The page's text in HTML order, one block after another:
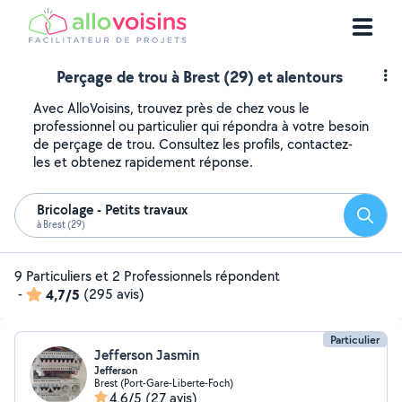
Perçage de trou à Brest (29) et alentours
Avec AlloVoisins, trouvez près de chez vous le
professionnel ou particulier qui répondra à votre besoin
de perçage de trou. Consultez les profils, contactez-
les et obtenez rapidement réponse.
Bricolage - Petits travaux
à Brest (29)
9 Particuliers et 2 Professionnels répondent
-
4,7/5 (295 avis)
Particulier
Jefferson Jasmin
Jefferson
Brest (Port-Gare-Liberte-Foch)
4,6/5 (27 avis)